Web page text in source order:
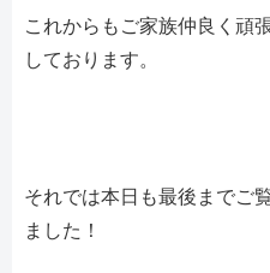
これからもご家族仲良く頑
しております。
それでは本日も最後までご
ました！